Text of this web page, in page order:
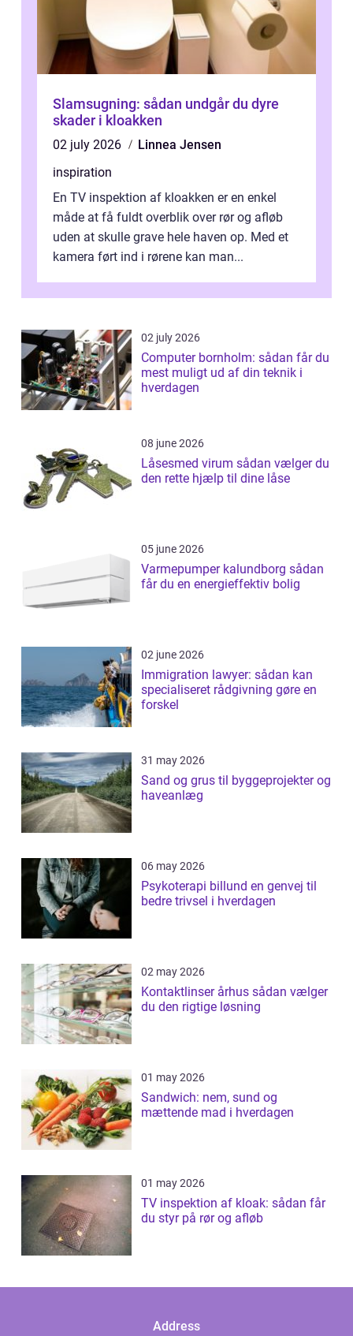
Slamsugning: sådan undgår du dyre
skader i kloakken
02 july 2026
Linnea Jensen
inspiration
En TV inspektion af kloakken er en enkel
måde at få fuldt overblik over rør og afløb
uden at skulle grave hele haven op. Med et
kamera ført ind i rørene kan man...
02 july 2026
Computer bornholm: sådan får du
mest muligt ud af din teknik i
hverdagen
08 june 2026
Låsesmed virum sådan vælger du
den rette hjælp til dine låse
05 june 2026
Varmepumper kalundborg sådan
får du en energieffektiv bolig
02 june 2026
Immigration lawyer: sådan kan
specialiseret rådgivning gøre en
forskel
31 may 2026
Sand og grus til byggeprojekter og
haveanlæg
06 may 2026
Psykoterapi billund en genvej til
bedre trivsel i hverdagen
02 may 2026
Kontaktlinser århus sådan vælger
du den rigtige løsning
01 may 2026
Sandwich: nem, sund og
mættende mad i hverdagen
01 may 2026
TV inspektion af kloak: sådan får
du styr på rør og afløb
Address